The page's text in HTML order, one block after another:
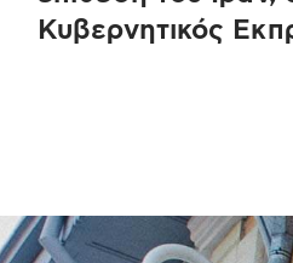
Κυβερνητικός